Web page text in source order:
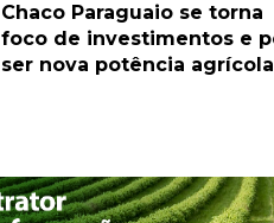
Chaco Paraguaio se torna
foco de investimentos e
ser nova potência agrícola